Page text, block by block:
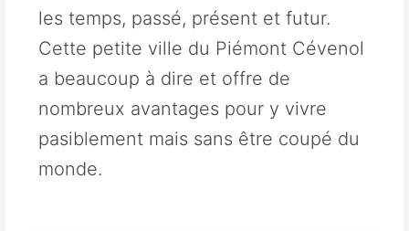
les temps, passé, présent et futur.
Cette petite ville du Piémont Cévenol
a beaucoup à dire et offre de
nombreux avantages pour y vivre
pasiblement mais sans être coupé du
monde.